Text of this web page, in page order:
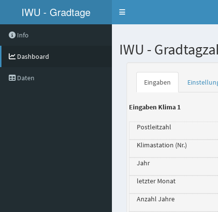
IWU - Gradtage Toggle navigation
Info
Dashboard
Daten
IWU -
Eingaben
Eingaben Klima 1
Postleitzahl
Klimastation (Nr.)
Jahr
letzter Monat
Anzahl Jahre